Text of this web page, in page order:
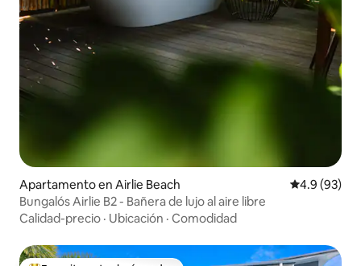
Apartamento en Airlie Beach Calificación
4.9 (93)
Bungalós Airlie B2 - Bañera de lujo al aire libre
Calidad-precio · Ubicación · Comodidad